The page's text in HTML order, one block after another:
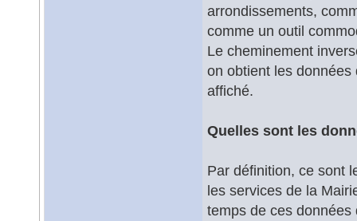
arrondissements,
comme un outil
Le cheminement
on obtient les données
affiché.
Quelles sont les
Par définition, ce sont
les services de la
temps de ces données